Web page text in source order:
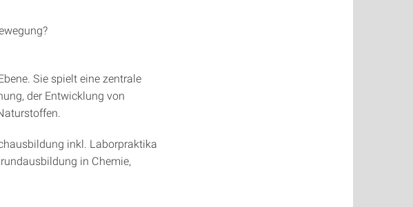
Sie spielt eine zentrale
der Entwicklung von
inkl. Laborpraktika
in Chemie,